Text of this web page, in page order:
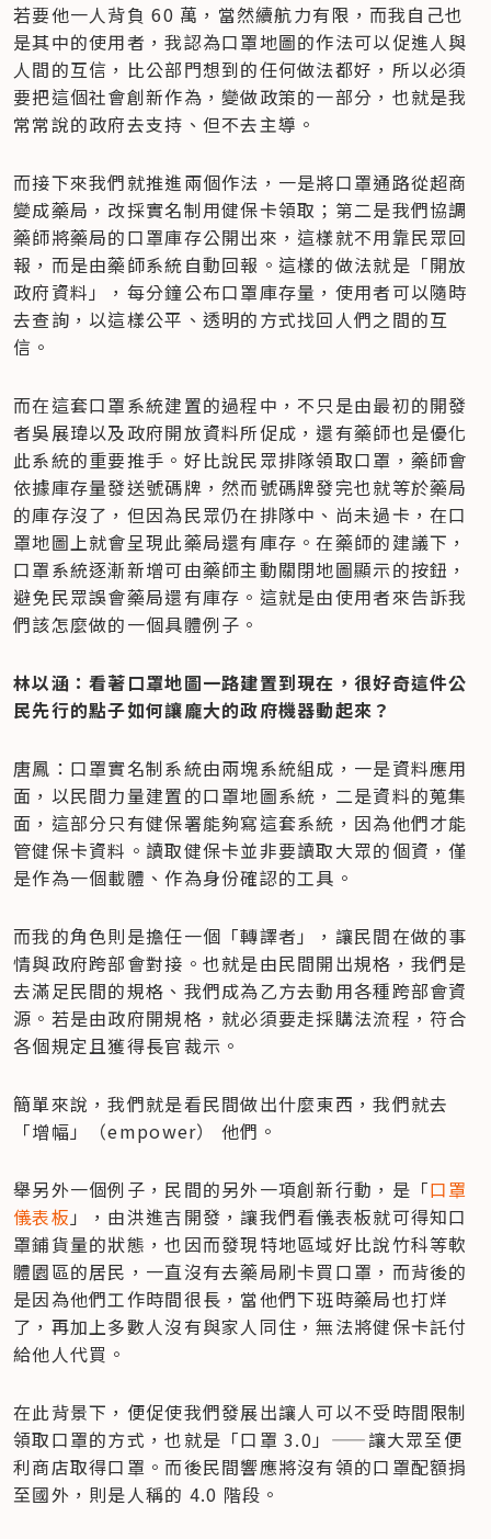
若要他一人背負 60 萬，當然續航力有限，而我自己也
是其中的使用者，我認為口罩地圖的作法可以促進人與
人間的互信，比公部門想到的任何做法都好，所以必須
要把這個社會創新作為，變做政策的一部分，也就是我
常常說的政府去支持、但不去主導。
而接下來我們就推進兩個作法，一是將口罩通路從超商
變成藥局，改採實名制用健保卡領取；第二是我們協調
藥師將藥局的口罩庫存公開出來，這樣就不用靠民眾回
報，而是由藥師系統自動回報。這樣的做法就是「開放
政府資料」，每分鐘公布口罩庫存量，使用者可以隨時
去查詢，以這樣公平、透明的方式找回人們之間的互
信。
而在這套口罩系統建置的過程中，不只是由最初的開發
者吳展瑋以及政府開放資料所促成，還有藥師也是優化
此系統的重要推手。好比說民眾排隊領取口罩，藥師會
依據庫存量發送號碼牌，然而號碼牌發完也就等於藥局
的庫存沒了，但因為民眾仍在排隊中、尚未過卡，在口
罩地圖上就會呈現此藥局還有庫存。在藥師的建議下，
口罩系統逐漸新增可由藥師主動關閉地圖顯示的按鈕，
避免民眾誤會藥局還有庫存。這就是由使用者來告訴我
們該怎麼做的一個具體例子。
林以涵：看著口罩地圖一路建置到現在，很好奇這件公
民先行的點子如何讓龐大的政府機器動起來？
唐鳳：口罩實名制系統由兩塊系統組成，一是資料應用
面，以民間力量建置的口罩地圖系統，二是資料的蒐集
面，這部分只有健保署能夠寫這套系統，因為他們才能
管健保卡資料。讀取健保卡並非要讀取大眾的個資，僅
是作為一個載體、作為身份確認的工具。
而我的角色則是擔任一個「轉譯者」，讓民間在做的事
情與政府跨部會對接。也就是由民間開出規格，我們是
去滿足民間的規格、我們成為乙方去動用各種跨部會資
源。若是由政府開規格，就必須要走採購法流程，符合
各個規定且獲得長官裁示。
簡單來說，我們就是看民間做出什麼東西，我們就去
「增幅」（empower） 他們。
舉另外一個例子，民間的另外一項創新行動，是「口罩
儀表板 」，由洪進吉開發，讓我們看儀表板就可得知口
罩鋪貨量的狀態，也因而發現特地區域好比說竹科等軟
體園區的居民，一直沒有去藥局刷卡買口罩，而背後的
是因為他們工作時間很長，當他們下班時藥局也打烊
了，再加上多數人沒有與家人同住，無法將健保卡託付
給他人代買。
在此背景下，便促使我們發展出讓人可以不受時間限制
領取口罩的方式，也就是「口罩 3.0」——讓大眾至便
利商店取得口罩。而後民間響應將沒有領的口罩配額捐
至國外，則是人稱的 4.0 階段。